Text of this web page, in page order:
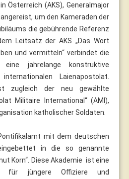
Österreich (AKS), Generalmajor
um den Kameraden der
die gebührende Referenz
Leitsatz der AKS „Das Wort
und vermitteln“ verbindet die
jahrelange konstruktive
Laienapostolat.
zugleich der neu gewählte
Militaire International“ (AMI),
katholischer Soldaten.
mit dem deutschen
in die so genannte
Korn“. Diese Akademie ist eine
für jüngere Offiziere und